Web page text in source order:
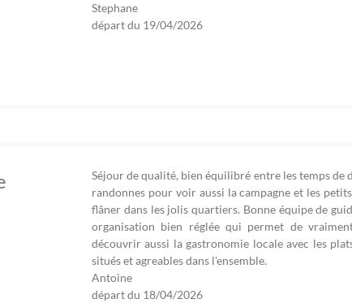
Stephane
départ du 19/04/2026
Séjour de qualité, bien équilibré entre les temps de
randonnes pour voir aussi la campagne et les
flâner dans les jolis quartiers. Bonne équipe de
organisation bien réglée qui permet de
découvrir aussi la gastronomie locale avec les
situés et agreables dans l'ensemble.
Antoine
départ du 18/04/2026